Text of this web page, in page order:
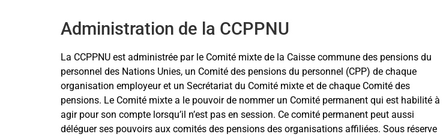
Administration de la CCPPNU
La CCPPNU est administrée par le Comité mixte de la Caisse commune des pensions du
personnel des Nations Unies, un Comité des pensions du personnel (CPP) de chaque
organisation employeur et un Secrétariat du Comité mixte et de chaque Comité des
pensions. Le Comité mixte a le pouvoir de nommer un Comité permanent qui est habilité à
agir pour son compte lorsqu’il n’est pas en session. Ce comité permanent peut aussi
déléguer ses pouvoirs aux comités des pensions des organisations affiliées. Sous réserve